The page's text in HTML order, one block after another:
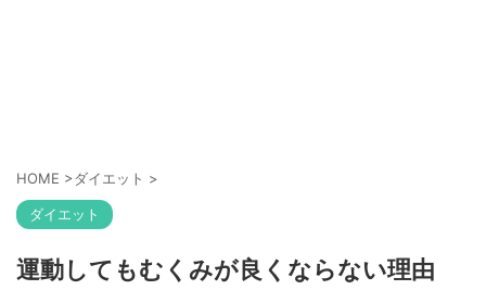
HOME >ダイエット >
ダイエット
運動してもむくみが良くならない理由